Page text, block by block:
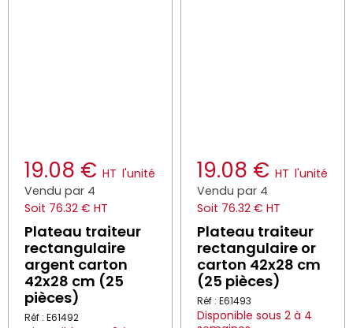
19.08 € HT l'unité
Vendu par 4
Soit 76.32 € HT
Plateau traiteur
rectangulaire
argent carton
42x28 cm (25
pièces)
Réf : E61492
19.08 € HT l'unité
Vendu par 4
Soit 76.32 € HT
Plateau traiteur
rectangulaire or
carton 42x28 cm
(25 pièces)
Réf : E61493
Disponible sous 2 à 4